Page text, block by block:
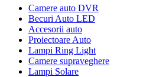
Camere auto DVR
Becuri Auto LED
Accesorii auto
Proiectoare Auto
Lampi Ring Light
Camere supraveghere
Lampi Solare